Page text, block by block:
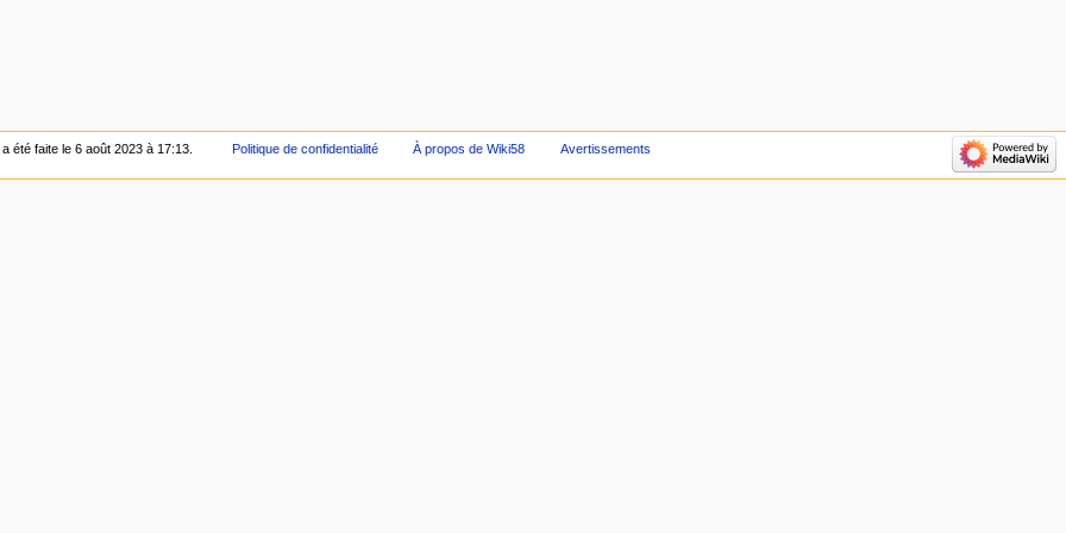
été faite le 6 août 2023 à 17:13. Politique de confidentialité À propos de Wiki58 Avertissements